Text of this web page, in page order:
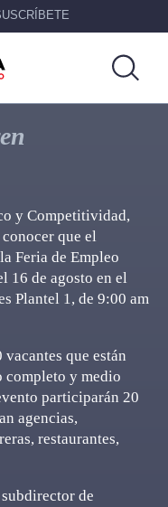
y Competitividad,
conocer que el
Feria de Empleo
16 de agosto en el
Plantel 1, de 9:00 am
que están
completo y medio
participarán 20
agencias,
restaurantes,
de